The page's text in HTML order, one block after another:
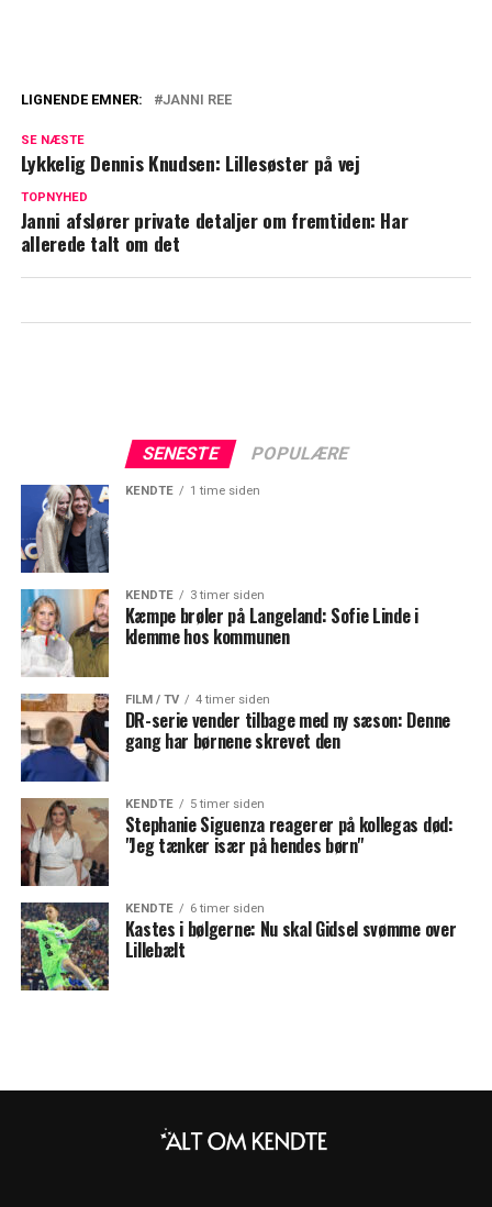
"Jeg synes, det er forfærdeligt"
svarer Janni Ree
LIGNENDE EMNER: JANNI REE
SE NÆSTE
Lykkelig Dennis Knudsen: Lillesøster på vej
TOPNYHED
Janni afslører private detaljer om fremtiden: Har
allerede talt om det
SENESTE POPULÆRE
KENDTE 1 time siden
KENDTE 3 timer siden
Kæmpe brøler på Langeland: Sofie Linde i
klemme hos kommunen
FILM / TV 4 timer siden
DR-serie vender tilbage med ny sæson: Denne
gang har børnene skrevet den
KENDTE 5 timer siden
Stephanie Siguenza reagerer på kollegas død:
"Jeg tænker især på hendes børn"
KENDTE 6 timer siden
Kastes i bølgerne: Nu skal Gidsel svømme over
Lillebælt